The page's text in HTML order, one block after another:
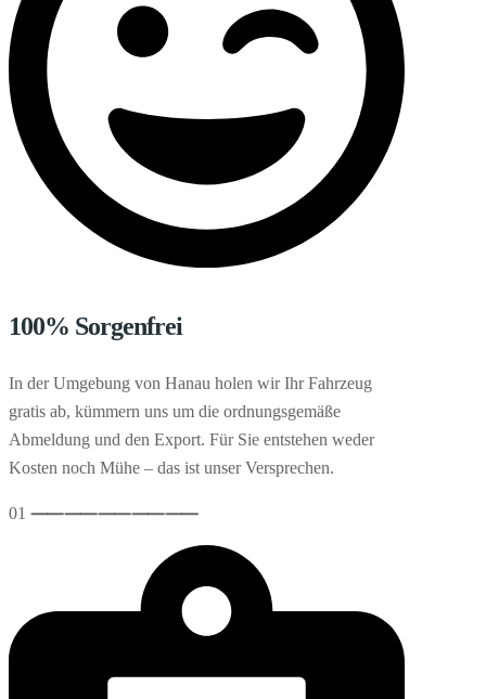
100% Sorgenfrei
In der Umgebung von Hanau holen wir Ihr Fahrzeug
gratis ab, kümmern uns um die ordnungsgemäße
Abmeldung und den Export. Für Sie entstehen weder
Kosten noch Mühe – das ist unser Versprechen.
01 ⸺⸺⸺⸺⸺